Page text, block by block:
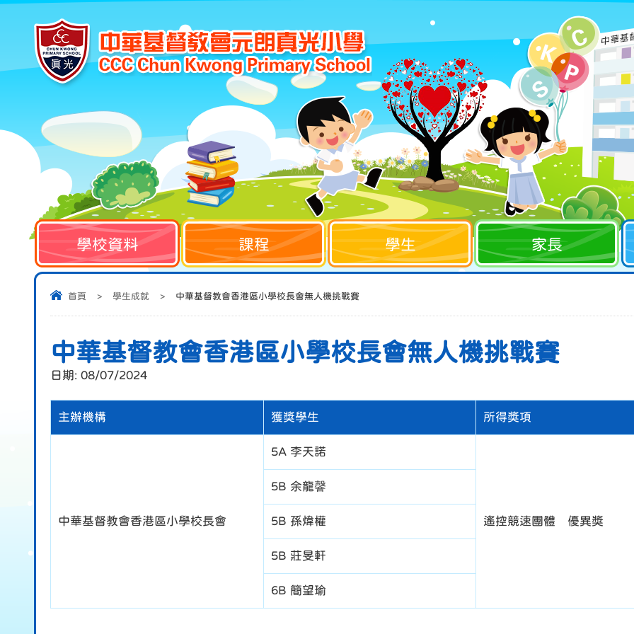
學校資料 課程 學生 家長
首頁 > 學生成就 > 中華基督教會香港區小學校長會無人機挑戰賽
中華基督教會香港區小學校長會無人機挑戰賽
日期: 08/07/2024
主辦機構 獲獎學生 所得獎項
中華基督教會香港區小學校長會
5A 李天諾
遙控競速團體 優異獎
5B 余龍韾
5B 孫煒權
5B 莊旻軒
6B 簡望瑜